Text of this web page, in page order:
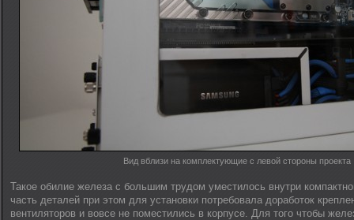
Вид вблизи на комплектующие с левой стороны проекта
Такое обилие железа с большим трудом уместилось внутри
часть деталей при этом для установки потребовала доработок
вентиляторов и вовсе не поместились в корпусе. Для того чтобы